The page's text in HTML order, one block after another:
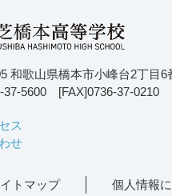
和歌山県橋本市小峰台2丁目6
37-5600 [FAX]0736-37-0210
ス
せ
トマップ 個人情報